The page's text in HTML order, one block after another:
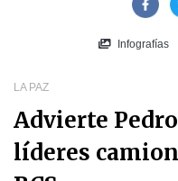
Infografías
LA PAZ
Advierte
líderes